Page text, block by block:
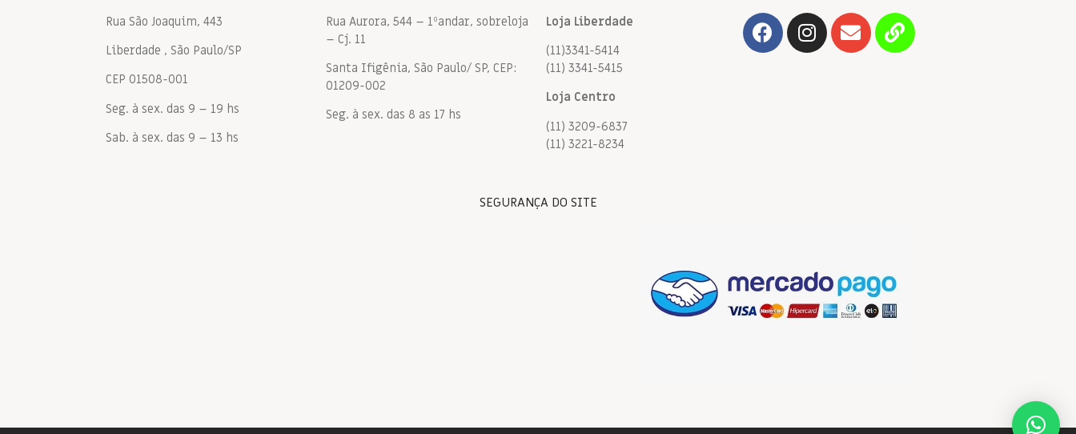
Rua São Joaquim, 443
Liberdade , São Paulo/SP
CEP 01508-001
Seg. à sex. das 9 – 19 hs
Sab. à sex. das 9 – 13 hs
Rua Aurora, 544 – 1ºandar, sobreloja
– Cj. 11
Santa Ifigênia, São Paulo/ SP, CEP:
01209-002
Seg. à sex. das 8 as 17 hs
Loja Liberdade
(11)3341-5414
(11) 3341-5415
Loja Centro
(11) 3209-6837
(11) 3221-8234
SEGURANÇA DO SITE